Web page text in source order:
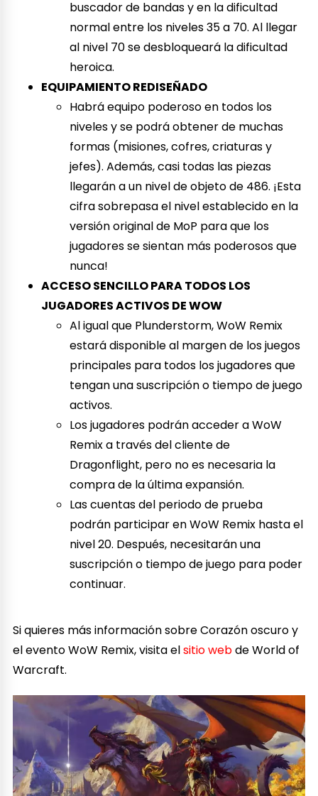
buscador de bandas y en la dificultad
normal entre los niveles 35 a 70. Al llegar
al nivel 70 se desbloqueará la dificultad
heroica.
EQUIPAMIENTO REDISEÑADO
Habrá equipo poderoso en todos los
niveles y se podrá obtener de muchas
formas (misiones, cofres, criaturas y
jefes). Además, casi todas las piezas
llegarán a un nivel de objeto de 486. ¡Esta
cifra sobrepasa el nivel establecido en la
versión original de MoP para que los
jugadores se sientan más poderosos que
nunca!
ACCESO SENCILLO PARA TODOS LOS
JUGADORES ACTIVOS DE WOW
Al igual que Plunderstorm, WoW Remix
estará disponible al margen de los juegos
principales para todos los jugadores que
tengan una suscripción o tiempo de juego
activos.
Los jugadores podrán acceder a WoW
Remix a través del cliente de
Dragonflight, pero no es necesaria la
compra de la última expansión.
Las cuentas del periodo de prueba
podrán participar en WoW Remix hasta el
nivel 20. Después, necesitarán una
suscripción o tiempo de juego para poder
continuar.
Si quieres más información sobre Corazón oscuro y
el evento WoW Remix, visita elsitio webde World of
Warcraft.